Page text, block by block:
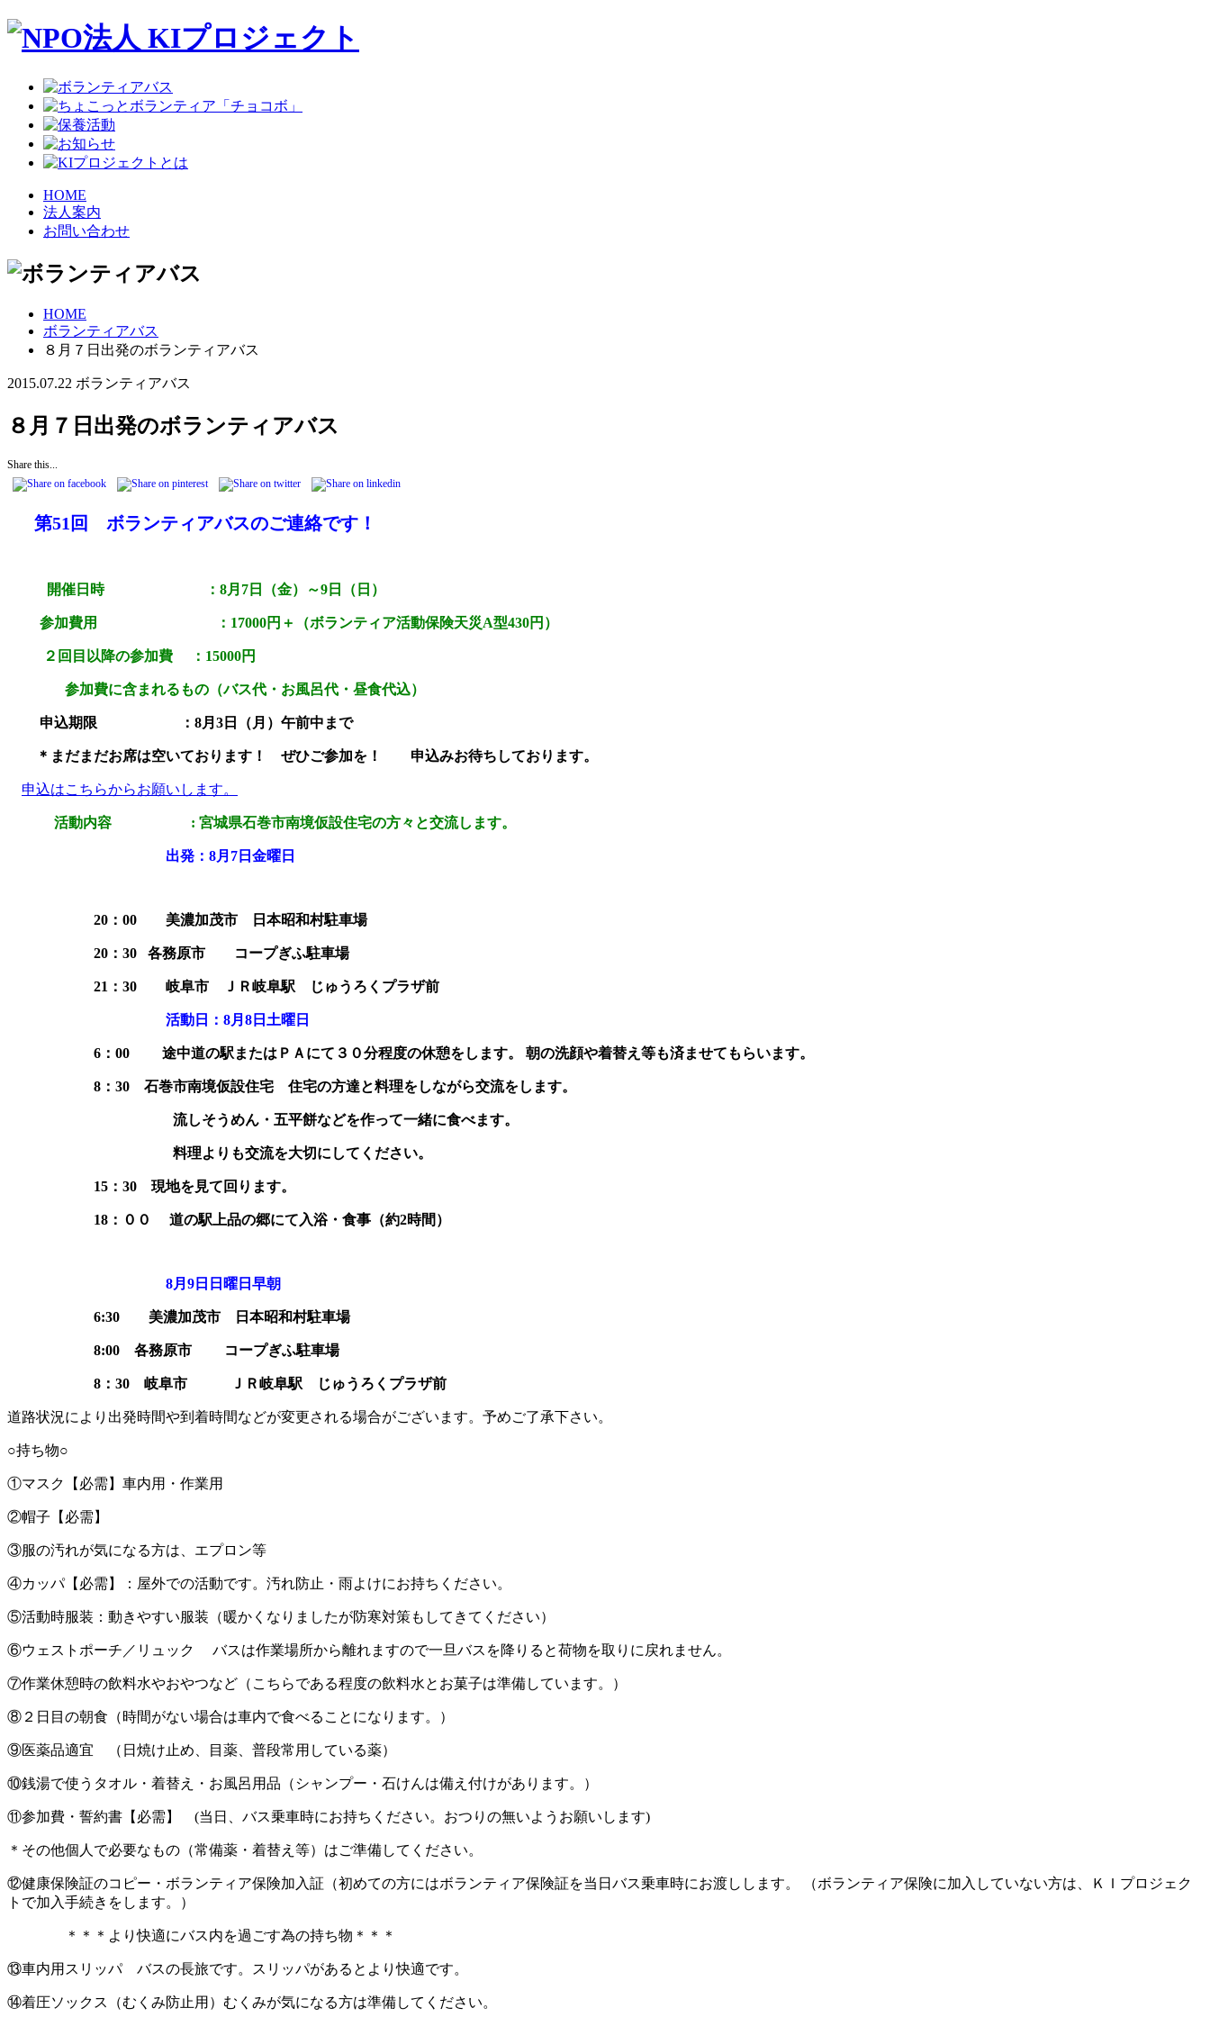
HOME
法人案内
お問い合わせ
HOME
ボランティアバス
８月７日出発のボランティアバス
2015.07.22 ボランティアバス
８月７日出発のボランティアバス
Share this...
第51回 ボランティアバスのご連絡です！
開催日時 ：8月7日（金）～9日（日）
参加費用 ：17000円＋（ボランティア活動保険天災A型430円）
２回目以降の参加費 ：15000円
参加費に含まれるもの（バス代・お風呂代・昼食代込）
申込期限 ：8月3日（月）午前中まで
＊まだまだお席は空いております！ ぜひご参加を！ 申込みお待ちしております。
申込はこちらからお願いします。
活動内容 : 宮城県石巻市南境仮設住宅の方々と交流します。
出発：8月7日金曜日
20：00 美濃加茂市 日本昭和村駐車場
20：30 各務原市 コープぎふ駐車場
21：30 岐阜市 ＪＲ岐阜駅 じゅうろくプラザ前
活動日：8月8日土曜日
6：00 途中道の駅またはＰＡにて３０分程度の休憩をします。 朝の洗顔や着替え等も済ませてもらいます。
8：30 石巻市南境仮設住宅 住宅の方達と料理をしながら交流をします。
流しそうめん・五平餅などを作って一緒に食べます。
料理よりも交流を大切にしてください。
15：30 現地を見て回ります。
18：００ 道の駅上品の郷にて入浴・食事（約2時間）
8月9日日曜日早朝
6:30 美濃加茂市 日本昭和村駐車場
8:00 各務原市 コープぎふ駐車場
8：30 岐阜市 ＪＲ岐阜駅 じゅうろくプラザ前
道路状況により出発時間や到着時間などが変更される場合がございます。予めご了承下さい。
○持ち物○
①マスク【必需】車内用・作業用
②帽子【必需】
③服の汚れが気になる方は、エプロン等
④カッパ【必需】：屋外での活動です。汚れ防止・雨よけにお持ちください。
⑤活動時服装：動きやすい服装（暖かくなりましたが防寒対策もしてきてください）
⑥ウェストポーチ／リュック バスは作業場所から離れますので一旦バスを降りると荷物を取りに戻れません。
⑦作業休憩時の飲料水やおやつなど（こちらである程度の飲料水とお菓子は準備しています。）
⑧２日目の朝食（時間がない場合は車内で食べることになります。）
⑨医薬品適宜 （日焼け止め、目薬、普段常用している薬）
⑩銭湯で使うタオル・着替え・お風呂用品（シャンプー・石けんは備え付けがあります。）
⑪参加費・誓約書【必需】 (当日、バス乗車時にお持ちください。おつりの無いようお願いします)
＊その他個人で必要なもの（常備薬・着替え等）はご準備してください。
⑫健康保険証のコピー・ボランティア保険加入証（初めての方にはボランティア保険証を当日バス乗車時にお渡しします。 （ボランティア保険に加入していない方は、ＫＩプロジェク
トで加入手続きをします。）
＊＊＊より快適にバス内を過ごす為の持ち物＊＊＊
⑬車内用スリッパ バスの長旅です。スリッパがあるとより快適です。
⑭着圧ソックス（むくみ防止用）むくみが気になる方は準備してください。